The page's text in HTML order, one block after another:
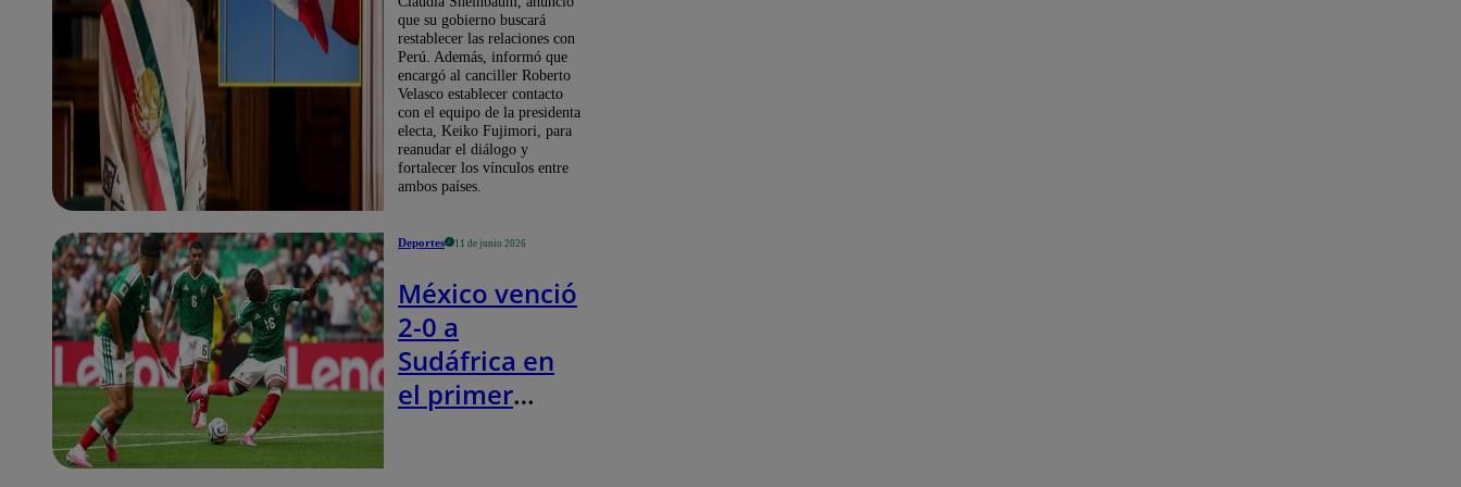
y Perú tras
elección de
Keiko Fujimori
que su gobierno buscará
restablecer las relaciones con
Perú. Además, informó que
encargó al canciller Roberto
Velasco establecer contacto
con el equipo de la presidenta
electa, Keiko Fujimori, para
reanudar el diálogo y
fortalecer los vínculos entre
ambos países.
Deportes 11 de junio 2026
México venció
2-0 a
Sudáfrica en
el primer